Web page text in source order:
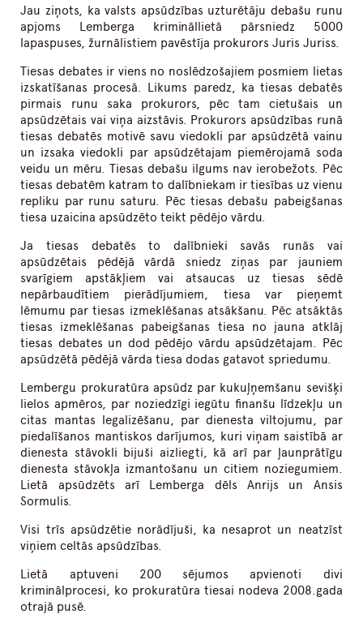
Jau ziņots, ka valsts apsūdzības uzturētāju debašu runu
apjoms Lemberga krimināllietā pārsniedz 5000
lapaspuses, žurnālistiem pavēstīja prokurors Juris Juriss.
Tiesas debates ir viens no noslēdzošajiem posmiem lietas
izskatīšanas procesā. Likums paredz, ka tiesas debatēs
pirmais runu saka prokurors, pēc tam cietušais un
apsūdzētais vai viņa aizstāvis. Prokurors apsūdzības runā
tiesas debatēs motivē savu viedokli par apsūdzētā vainu
un izsaka viedokli par apsūdzētajam piemērojamā soda
veidu un mēru. Tiesas debašu ilgums nav ierobežots. Pēc
tiesas debatēm katram to dalībniekam ir tiesības uz vienu
repliku par runu saturu. Pēc tiesas debašu pabeigšanas
tiesa uzaicina apsūdzēto teikt pēdējo vārdu.
Ja tiesas debatēs to dalībnieki savās runās vai
apsūdzētais pēdējā vārdā sniedz ziņas par jauniem
svarīgiem apstākļiem vai atsaucas uz tiesas sēdē
nepārbaudītiem pierādījumiem, tiesa var pieņemt
lēmumu par tiesas izmeklēšanas atsākšanu. Pēc atsāktās
tiesas izmeklēšanas pabeigšanas tiesa no jauna atklāj
tiesas debates un dod pēdējo vārdu apsūdzētajam. Pēc
apsūdzētā pēdējā vārda tiesa dodas gatavot spriedumu.
Lembergu prokuratūra apsūdz par kukuļņemšanu sevišķi
lielos apmēros, par noziedzīgi iegūtu finanšu līdzekļu un
citas mantas legalizēšanu, par dienesta viltojumu, par
piedalīšanos mantiskos darījumos, kuri viņam saistībā ar
dienesta stāvokli bijuši aizliegti, kā arī par ļaunprātīgu
dienesta stāvokļa izmantošanu un citiem noziegumiem.
Lietā apsūdzēts arī Lemberga dēls Anrijs un Ansis
Sormulis.
Visi trīs apsūdzētie norādījuši, ka nesaprot un neatzīst
viņiem celtās apsūdzības.
Lietā aptuveni 200 sējumos apvienoti divi
kriminālprocesi, ko prokuratūra tiesai nodeva 2008.gada
otrajā pusē.